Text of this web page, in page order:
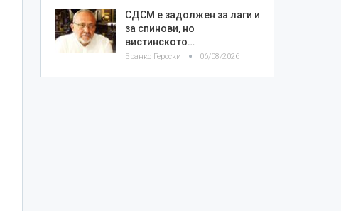
СДСМ е задолжен за лаги и
за спинови, но
вистинското…
Бранко Героски 06/08/2026